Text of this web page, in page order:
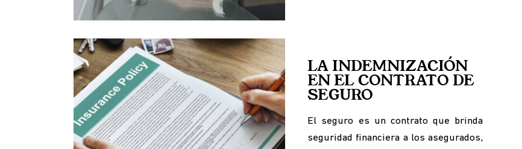
LA INDEMNIZACIÓN
EN EL CONTRATO DE
SEGURO
El seguro es un contrato que brinda
seguridad financiera a los asegurados,